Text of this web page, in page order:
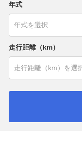
年式
走行距離（km）